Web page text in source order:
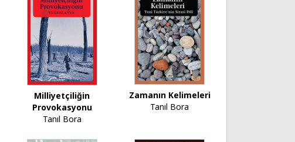
Milliyetçiliğin
Provokasyonu
Tanıl Bora
Zamanın Kelimeleri
Tanıl Bora